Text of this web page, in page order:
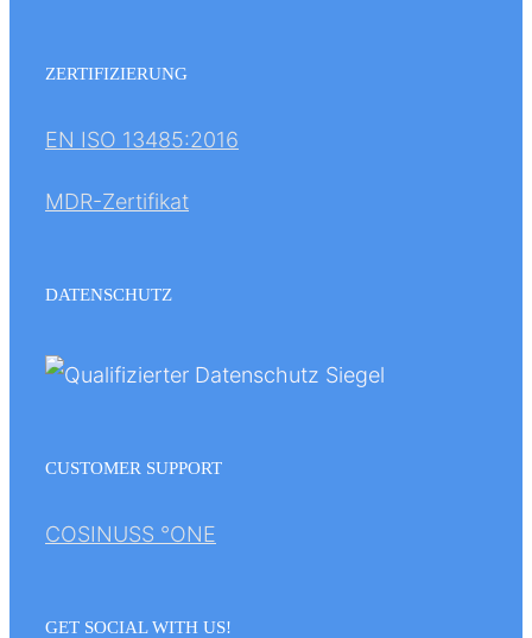
ZERTIFIZIERUNG
EN ISO 13485:2016
MDR-Zertifikat
DATENSCHUTZ
CUSTOMER SUPPORT
COSINUSS °ONE
GET SOCIAL WITH US!